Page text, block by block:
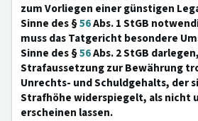
zum Vorliegen einer günstigen
Sinne des §56Abs. 1 StGB
muss das Tatgericht besondere
Sinne des §56Abs. 2 StGB
Strafaussetzung zur Bewährung
Unrechts- und Schuldgehalts, der
Strafhöhe widerspiegelt, als nicht
erscheinen lassen.